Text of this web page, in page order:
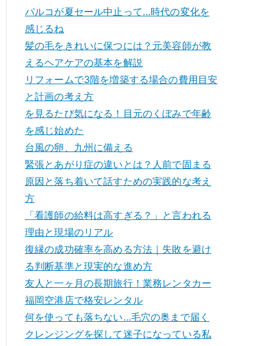
パルコが夏セール中止って…時代の変化を
感じるね
髪の毛をきれいに保つには？元美容師が教
えるヘアケアの基本を解説
リフォームで3階を増築する場合の費用目安
と計画の考え方
を見るたび気になる！目元のくぼみで年齢
を感じ始めた
台風の卵、九州に備える
緊張とあがり症の違いとは？人前で固まる
原因と落ち着いて話すための実践的な考え
方
「看護師の給料は高すぎる？」と言われる
理由と現場のリアル
復縁の成功確率を高める方法｜失敗を避け
る判断基準と現実的な進め方
友人と一ヶ月の長期旅行！業務レンタカー
福岡空港店で格安レンタル
何を使っても落ちない…毛穴の奥まで届く
クレンジングを探して迷子になっている私